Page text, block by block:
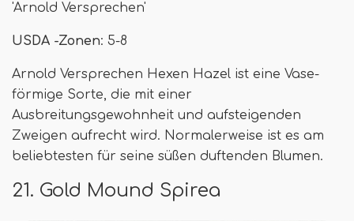
'Arnold Versprechen'
USDA -Zonen: 5-8
Arnold Versprechen Hexen Hazel ist eine Vase-
förmige Sorte, die mit einer
Ausbreitungsgewohnheit und aufsteigenden
Zweigen aufrecht wird. Normalerweise ist es am
beliebtesten für seine süßen duftenden Blumen.
21. Gold Mound Spirea